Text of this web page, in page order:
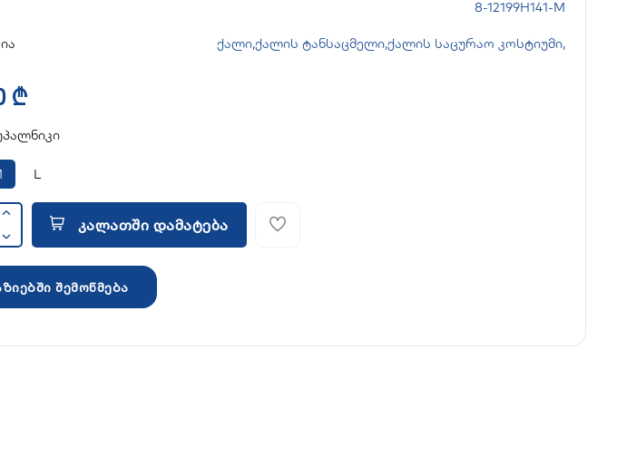
8-12199H141-M
ქალი,ქალის ტანსაცმელი,ქალის საცურაო კოსტიუმი,
₾
L
კალათში დამატება
შემოწმება